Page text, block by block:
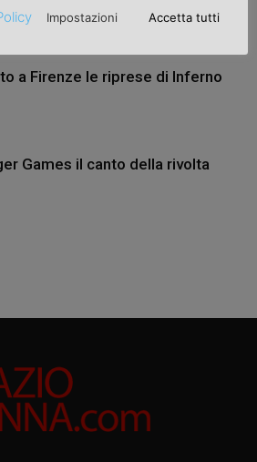
a Firenze le riprese di Inferno
Games il canto della rivolta
Impostazioni Accetta tutti